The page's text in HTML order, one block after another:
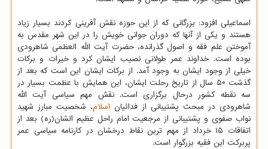
اسماعیلی افزود: بزرگانی که از این حوزه نقش آفرینی کردند بسیار زیاد
هستند و یکی از آنها که دوران جوانی خویش را در این شهر مقدس به
آموختن علم فقه و اصول گذرانده، حضرت آیت الله العظمی شاهرودی
بوده است. خداوند عمر طولانی نصیب ایشان کرد و خیرات و برکات
خیلی از وجود ایشان به وجود آمد. از برکات ایشان این است که بعد از
گذشت ۵۰ سال از تاریخ رحلت ایشان، این همایش با عظمت بسیار در
سه نقطه کشور درحال برگزاری است. نقش مهم سیاسی آیت الله
شاهرودی در مبحث پشتیبانی از فدائیان اسلام، شخصیت مبارز شهید
نواب صفوی و پشتیبانی از مرجعیت امام راحل عظیم الشان(ره) بعد از
اتفاقات ۱۵ خرداد از مهم ترین نقاط درخشان در کارنامه سیاسی عمر
پربرکت این فقیه بزرگوار است.